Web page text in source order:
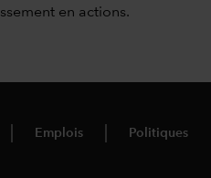
en actions.
Emplois Politiques